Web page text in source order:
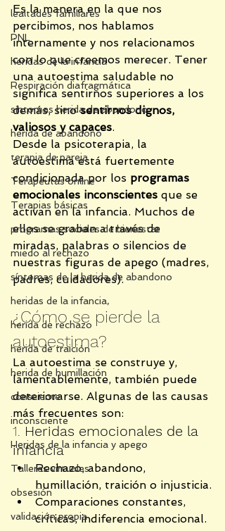
lealtades familiares
PNL
heridas de la infancia
Respiración diafragmática
síntomas herida de abandono
herida de abandono
terapia de pareja
Terapeutas online
Terapias básicas
programas sociales de bienestar
miedo al rechazo
síntomas de la herida de abandono
heridas de la infancia,
herida de rechazo
herida de traición
herida de humillación
consciente
inconsciente
Heridas de la infancia y apego
Talleres virtuales
obsesión
validación propia
Es la manera en la que nos
percibimos, nos hablamos
internamente y nos relacionamos
con lo que creemos merecer. Tener
una autoestima saludable no
significa sentirnos superiores a los
demás, sino sentirnos dignos,
valiosos y capaces.
Desde la psicoterapia, la
autoestima está fuertemente
condicionada por los programas
emocionales inconscientes que se
activan en la infancia. Muchos de
ellos se graban a través de
miradas, palabras o silencios de
nuestras figuras de apego (madres,
padres, cuidadores).
¿Cómo se pierde la
autoestima?
La autoestima se construye y,
lamentablemente, también puede
deteriorarse. Algunas de las causas
más frecuentes son:
1. Heridas emocionales de la
infancia
Rechazo, abandono,
humillación, traición o injusticia.
Comparaciones constantes,
críticas, indiferencia emocional.